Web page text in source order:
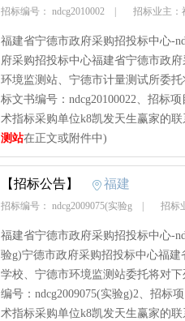
招标编号： ndcg2010002 招标业主
福建省宁德市政府采购招投标中心-
府采购招投标中心福建省宁德市政
环境监测站、宁德市计量测试所委
标文书编号：ndcg20100022、招标
术指标采购单位k8凯发天生赢家的
测站在正文或附件中)
【招标公告】 福建
招标编号： ndcg2009075(实验g 招标
福建省宁德市政府采购招投标中心-
验g)宁德市政府采购招投标中心福
学校、宁德市环境监测站委托将对
编号：ndcg2009075(实验g)2、招标
术指标采购单位k8凯发天生赢家的